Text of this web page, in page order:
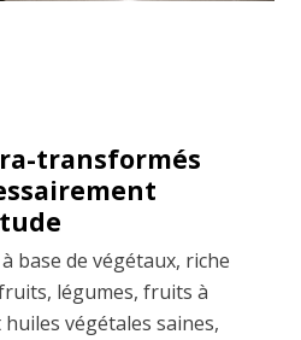
transformés
base de végétaux, riche
légumes, fruits à
végétales saines,